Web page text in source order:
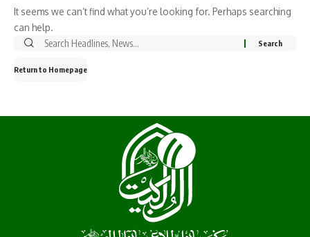
It seems we can’t find what you’re looking for. Perhaps searching
can help.
Return to Homepage